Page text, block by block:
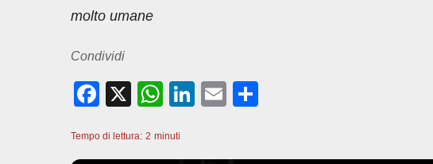
molto umane
Condividi
F
c
X
W
at
Li
E
Tempo di lettura: 2 minuti